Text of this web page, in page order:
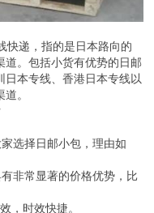
快递，指的是日本路向的
道。包括小货有优势的日邮
日本专线、香港日本专线以
。
选择日邮小包，理由如
非常显著的价格优势，比
，时效快捷。